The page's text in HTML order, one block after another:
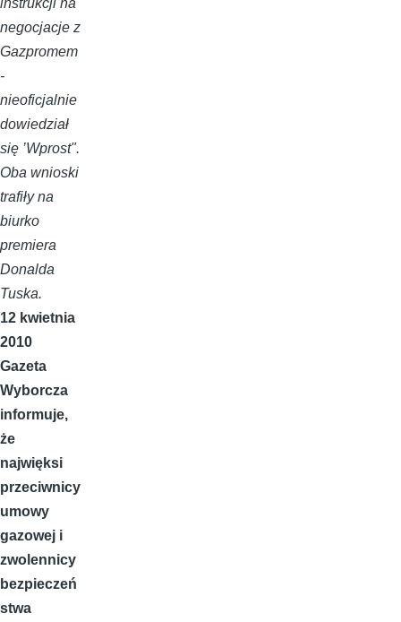
instrukcji na
negocjacje z
Gazpromem
-
nieoficjalnie
dowiedział
się ’Wprost".
Oba wnioski
trafiły na
biurko
premiera
Donalda
Tuska.
12 kwietnia
2010
Gazeta
Wyborcza
informuje,
że
najwięksi
przeciwnicy
umowy
gazowej i
zwolennicy
bezpieczeń
stwa